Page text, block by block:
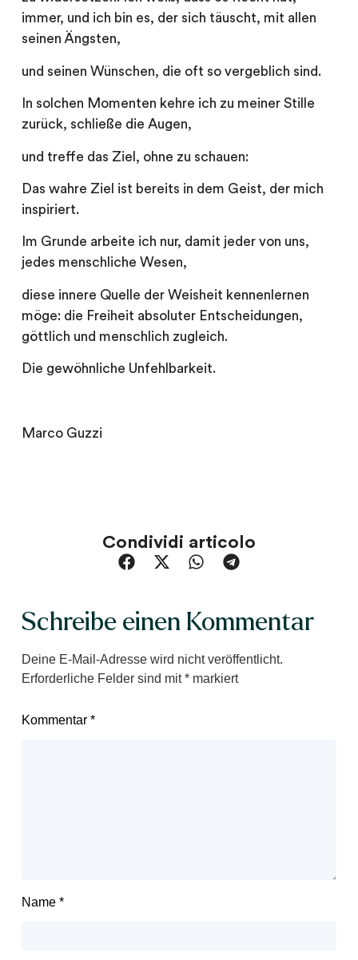
immer, und ich bin es, der sich täuscht, mit allen
seinen Ängsten,
und seinen Wünschen, die oft so vergeblich sind.
In solchen Momenten kehre ich zu meiner Stille
zurück, schließe die Augen,
und treffe das Ziel, ohne zu schauen:
Das wahre Ziel ist bereits in dem Geist, der mich
inspiriert.
Im Grunde arbeite ich nur, damit jeder von uns,
jedes menschliche Wesen,
diese innere Quelle der Weisheit kennenlernen
möge: die Freiheit absoluter Entscheidungen,
göttlich und menschlich zugleich.
Die gewöhnliche Unfehlbarkeit.
Marco Guzzi
Condividi articolo
Schreibe einen Kommentar
Deine E-Mail-Adresse wird nicht veröffentlicht.
Erforderliche Felder sind mit*markiert
Kommentar *
Name *